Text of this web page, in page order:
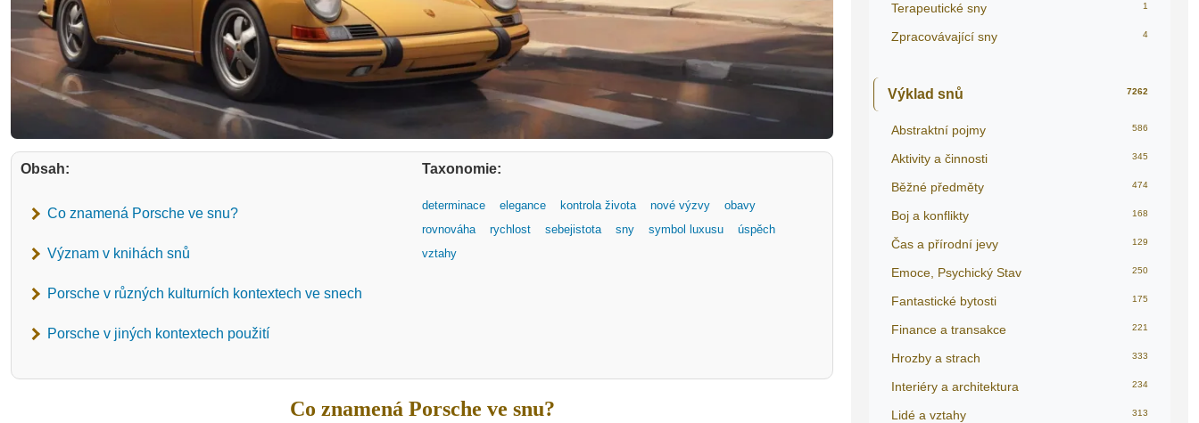
Obsah:
Co znamená Porsche ve snu?
Význam v knihách snů
Porsche v různých kulturních kontextech ve snech
Porsche v jiných kontextech použití
Taxonomie:
determinace elegance kontrola života nové výzvy
obavy
rovnováha
rychlost sebejistota sny symbol luxusu
úspěch
vztahy
Co znamená Porsche ve snu?
Terapeutické sny 1
Zpracovávající sny 4
Výklad snů 7262
Abstraktní pojmy 586
Aktivity a činnosti 345
Běžné předměty 474
Boj a konflikty 168
Čas a přírodní jevy 129
Emoce, Psychický Stav 250
Fantastické bytosti 175
Finance a transakce 221
Hrozby a strach 333
Interiéry a architektura 234
Lidé a vztahy 313